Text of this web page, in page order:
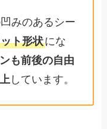
みのあるシー
ト形状にな
も前後の自由
しています。